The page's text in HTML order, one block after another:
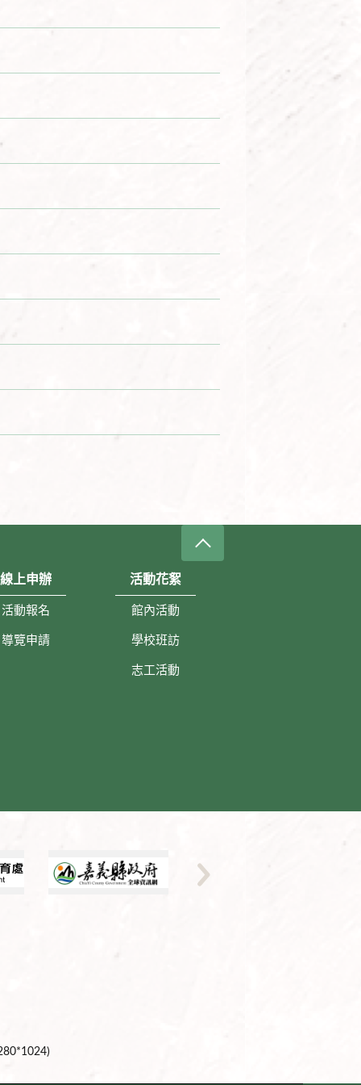
線上申辦
活動報名
導覽申請
活動花絮
館內活動
學校班訪
志工活動